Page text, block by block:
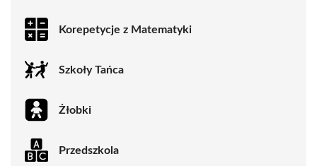
Korepetycje z Matematyki
Szkoły Tańca
Żłobki
Przedszkola